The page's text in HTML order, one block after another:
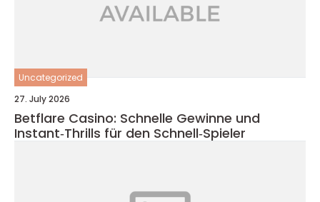
Uncategorized
27. July 2026
Betflare Casino: Schnelle Gewinne und
Instant‑Thrills für den Schnell‑Spieler